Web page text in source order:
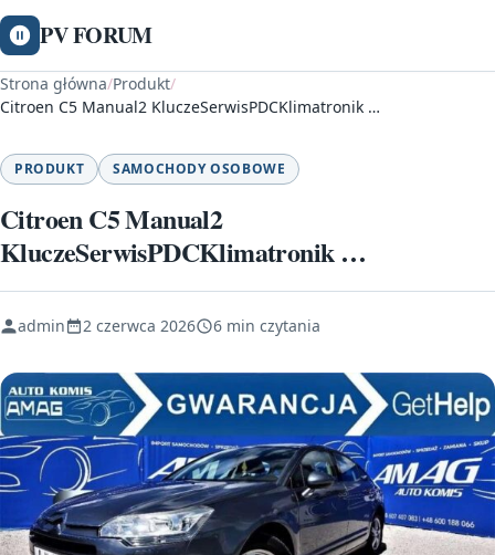
PV FORUM
Strona główna/Produkt/
Citroen C5 Manual2 KluczeSerwisPDCKlimatronik …
PRODUKT SAMOCHODY OSOBOWE
Citroen C5 Manual2
KluczeSerwisPDCKlimatronik …
admin 2 czerwca 2026 6 min czytania